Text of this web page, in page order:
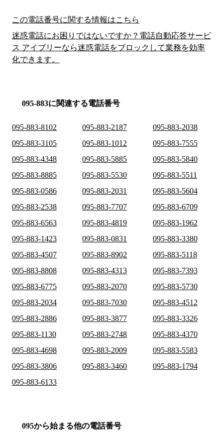
この電話番号に関する情報はこちら
迷惑電話にお困りではないですか？電話自動応答サービ
ス アイブリーなら迷惑電話をブロックして業務を効率
化できます。
095-883に関連する電話番号
095-883-8102 095-883-2187
095-883-2038
095-883-3105
095-883-1012
095-883-7555
095-883-4348
095-883-5885
095-883-5840
095-883-8885
095-883-5530
095-883-5511
095-883-0586
095-883-2031
095-883-5604
095-883-2538
095-883-7707
095-883-6709
095-883-6563
095-883-4819
095-883-1962
095-883-1423
095-883-0831
095-883-3380
095-883-4507
095-883-8902
095-883-5118
095-883-8808
095-883-4313
095-883-7393
095-883-6775
095-883-2070
095-883-5730
095-883-2034
095-883-7030
095-883-4512
095-883-2886
095-883-3877
095-883-3326
095-883-1130
095-883-2748
095-883-4370
095-883-4698
095-883-2009
095-883-5583
095-883-3806
095-883-3460
095-883-1794
095-883-6133
095から始まる他の電話番号